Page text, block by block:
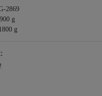
2869
900 g
g
: